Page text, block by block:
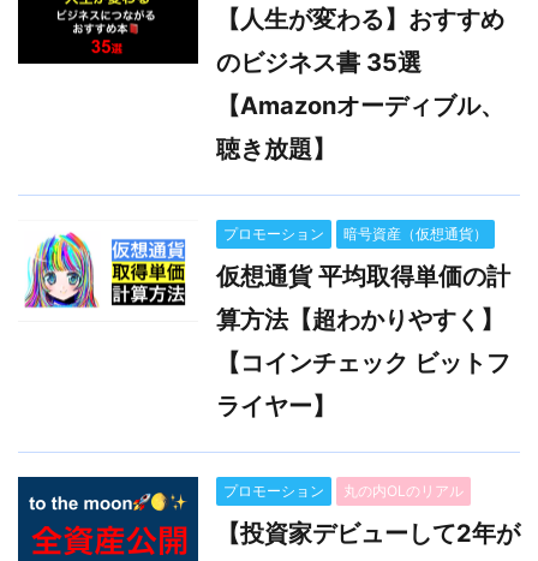
【人生が変わる】おすすめ
のビジネス書 35選
【Amazonオーディブル、
聴き放題】
プロモーション 暗号資産（仮想通貨）
仮想通貨 平均取得単価の計
算方法【超わかりやすく】
【コインチェック ビットフ
ライヤー】
プロモーション 丸の内OLのリアル
【投資家デビューして2年が